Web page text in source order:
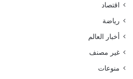
اقتصاد
رياضة
أخبار العالم
غير مصنف
منوعات